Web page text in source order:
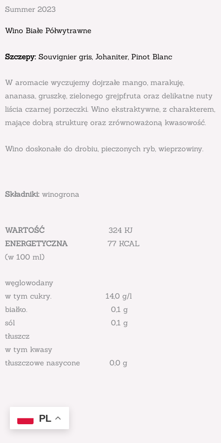
Summer 2023
Wino Białe Półwytrawne
Szczepy: Souvignier gris, Johaniter, Pinot Blanc
W aromacie wyczujemy dojrzałe mango, marakuję,
ananasa, gruszkę, zielonego grejpfruta oraz delikatne nuty
liścia czarnej porzeczki. Wino ekstraktywne, z charakterem,
mające dobrą strukturę oraz zrównoważoną kwasowość.
Wino doskonałe do drobiu, pieczonych ryb, wieprzowiny.
Składniki: winogrona
WARTOŚĆ 324 KJ
ENERGETYCZNA 77 KCAL
(w 100 ml)
węglowodany
w tym cukry. 14,0 g/l
białko. 0,1 g
sól 0,1 g
tłuszcz
w tym kwasy
tłuszczowe nasycone 0,0 g
PL